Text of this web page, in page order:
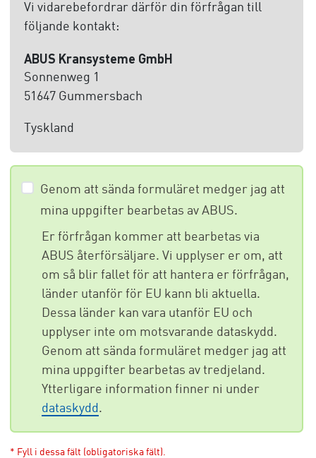
Vi vidarebefordrar därför din förfrågan till
följande kontakt:
ABUS Kransysteme GmbH
Sonnenweg 1
51647 Gummersbach
Tyskland
Genom att sända formuläret medger jag att
mina uppgifter bearbetas av ABUS.
Er förfrågan kommer att bearbetas via
ABUS återförsäljare. Vi upplyser er om, att
om så blir fallet för att hantera er förfrågan,
länder utanför för EU kann bli aktuella.
Dessa länder kan vara utanför EU och
upplyser inte om motsvarande dataskydd.
Genom att sända formuläret medger jag att
mina uppgifter bearbetas av tredjeland.
Ytterligare information finner ni under
dataskydd .
* Fyll i dessa fält (obligatoriska fält).